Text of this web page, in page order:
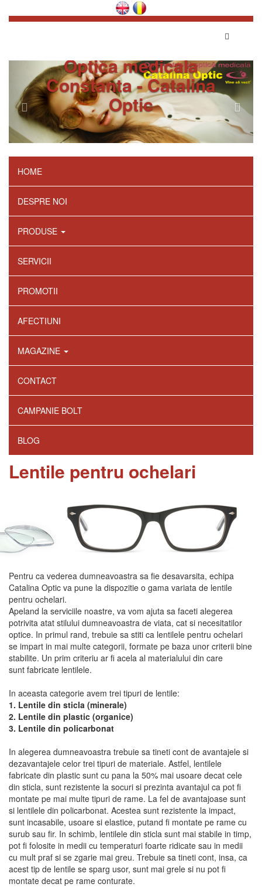
Optica medicala
Constanta - Catalina
Optic
HOME
DESPRE NOI
PRODUSE
SERVICII
PROMOTII
AFECTIUNI
MAGAZINE
CONTACT
CAMPANIE BOLT
BLOG
Lentile pentru ochelari
Pentru ca vederea dumneavoastra sa fie desavarsita, echipa
Catalina Optic va pune la dispozitie o gama variata de lentile
pentru ochelari.
Apeland la serviciile noastre, va vom ajuta sa faceti alegerea
potrivita atat stilului dumneavoastra de viata, cat si necesitatilor
optice. In primul rand, trebuie sa stiti ca lentilele pentru ochelari
se impart in mai multe categorii, formate pe baza unor criterii bine
stabilite. Un prim criteriu ar fi acela al materialului din care
sunt fabricate lentilele.
In aceasta categorie avem trei tipuri de lentile:
1. Lentile din sticla (minerale)
2. Lentile din plastic (organice)
3. Lentile din policarbonat
In alegerea dumneavoastra trebuie sa tineti cont de avantajele si
dezavantajele celor trei tipuri de materiale. Astfel, lentilele
fabricate din plastic sunt cu pana la 50% mai usoare decat cele
din sticla, sunt rezistente la socuri si prezinta avantajul ca pot fi
montate pe mai multe tipuri de rame. La fel de avantajoase sunt
si lentilele din policarbonat. Acestea sunt rezistente la impact,
sunt incasabile, usoare si elastice, putand fi montate pe rame cu
surub sau fir. In schimb, lentilele din sticla sunt mai stabile in timp,
pot fi folosite in medii cu temperaturi foarte ridicate sau in medii
cu mult praf si se zgarie mai greu. Trebuie sa tineti cont, insa, ca
acest tip de lentile se sparg usor, sunt mai grele si nu pot fi
montate decat pe rame conturate.